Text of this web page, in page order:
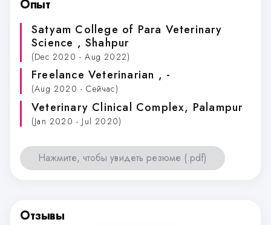
Опыт
Satyam College of Para Veterinary
Science , Shahpur
(Dec 2020 - Aug 2022)
Freelance Veterinarian , -
(Aug 2020 - Сейчас)
Veterinary Clinical Complex, Palampur
(Jan 2020 - Jul 2020)
Нажмите, чтобы увидеть резюме (.pdf)
Отзывы